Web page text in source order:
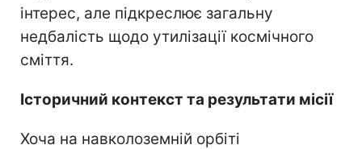
інтерес, але підкреслює загальну
недбалість щодо утилізації космічного
сміття.
Історичний контекст та результати місії
Хоча на навколоземній орбіті